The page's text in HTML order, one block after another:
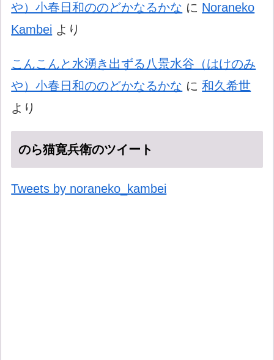
や）小春日和ののどかなるかな に Noraneko
Kambei より
こんこんと水湧き出ずる八景水谷（はけのみ
や）小春日和ののどかなるかな に和久希世
より
のら猫寛兵衛のツイート
Tweets by noraneko_kambei